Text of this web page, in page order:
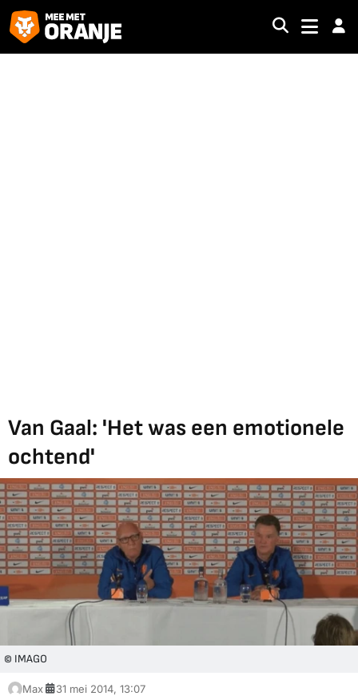
Van Gaal: 'Het was een emotionele
ochtend'
© IMAGO
Max 31 mei 2014, 13:07